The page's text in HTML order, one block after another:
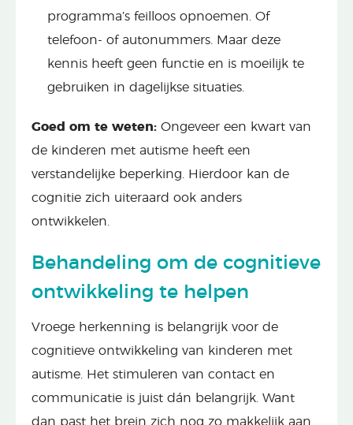
programma’s feilloos opnoemen. Of
telefoon- of autonummers. Maar deze
kennis heeft geen functie en is moeilijk te
gebruiken in dagelijkse situaties.
Goed om te weten: Ongeveer een kwart van
de kinderen met autisme heeft een
verstandelijke beperking. Hierdoor kan de
cognitie zich uiteraard ook anders
ontwikkelen.
Behandeling om de cognitieve
ontwikkeling te helpen
Vroege herkenning is belangrijk voor de
cognitieve ontwikkeling van kinderen met
autisme. Het stimuleren van contact en
communicatie is juist dán belangrijk. Want
dan past het brein zich nog zo makkelijk aan.